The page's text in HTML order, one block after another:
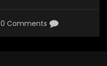
0 Comments